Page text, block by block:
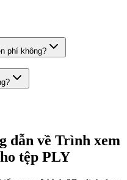
phí không?
dẫn về Trình xem
tệp PLY